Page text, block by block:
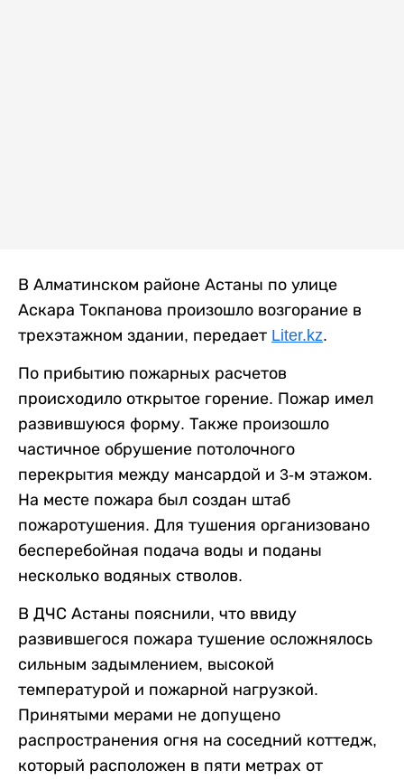
В Алматинском районе Астаны по улице
Аскара Токпанова произошло возгорание в
трехэтажном здании, передает Liter.kz.
По прибытию пожарных расчетов
происходило открытое горение. Пожар имел
развившуюся форму. Также произошло
частичное обрушение потолочного
перекрытия между мансардой и 3-м этажом.
На месте пожара был создан штаб
пожаротушения. Для тушения организовано
бесперебойная подача воды и поданы
несколько водяных стволов.
В ДЧС Астаны пояснили, что ввиду
развившегося пожара тушение осложнялось
сильным задымлением, высокой
температурой и пожарной нагрузкой.
Принятыми мерами не допущено
распространения огня на соседний коттедж,
который расположен в пяти метрах от